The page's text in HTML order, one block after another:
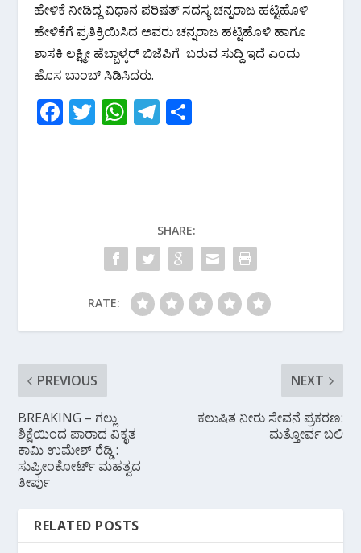
ಹೇಳಿಕೆ ನೀಡಿದ್ದ ವಿಧಾನ ಪರಿಷತ್ ಸದಸ್ಯ ಚನ್ನರಾಜ ಹಟ್ಟಿಹೊಳಿ
ಹೇಳಿಕೆಗೆ ಪ್ರತಿಕ್ರಿಯಿಸಿದ ಅವರು ಚನ್ನರಾಜ ಹಟ್ಟಿಹೊಳಿ ಹಾಗೂ
ಶಾಸಕಿ ಲಕ್ಷ್ಮೀ ಹೆಬ್ಬಾಳ್ಕರ್ ಬಿಜೆಪಿಗೆ ಬರುವ ಸುದ್ದಿ ಇದೆ ಎಂದು
ಹೊಸ ಬಾಂಬ್ ಸಿಡಿಸಿದರು.
F
o
T W
A
p
p
T
a
m
SHARE:
RATE:
PREVIOUS
BREAKING – ಗಲ್ಲು
ಶಿಕ್ಷೆಯಿಂದ ಪಾರಾದ ವಿಕೃತ
ಕಾಮಿ ಉಮೇಶ್ ರೆಡ್ಡಿ :
ಸುಪ್ರೀಂಕೋರ್ಟ್ ಮಹತ್ವದ
ತೀರ್ಪು
NEXT
ಕಲುಷಿತ ನೀರು ಸೇವನೆ ಪ್ರಕರಣ:
ಮತ್ತೋರ್ವ ಬಲಿ
RELATED POSTS